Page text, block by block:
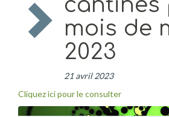
cantines
mois de
2023
21 avril 2023
Cliquez ici pour le consulter